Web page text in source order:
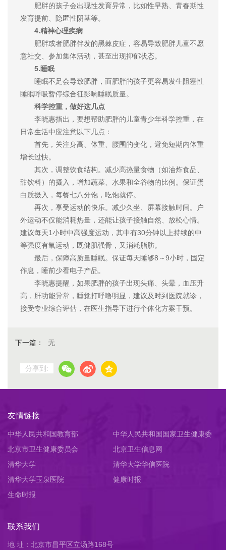
肥胖的孩子会出现性发育异常，比如性早熟、青春期性
发育提前、隐匿性阴茎等。
4.精神心理疾病
肥胖或者肥胖伴发的黑棘皮症，容易导致肥胖儿童不愿
意社交、参加集体活动，甚至出现抑郁状态。
5.睡眠
睡眠不足会导致肥胖，而肥胖的孩子更容易发生阻塞性
睡眠呼吸暂停综合征影响睡眠质量。
科学控重，做好这几点
李晓惠指出，要想帮助肥胖的儿童青少年科学控重，在
日常生活中应注意以下几点：
首先，关注身高、体重、腰围的变化，避免短期内体重
增长过快。
其次，调整饮食结构。减少高热量食物（如油炸食品、
甜饮料）的摄入，增加蔬菜、水果和全谷物的比例。保证蛋
白质摄入，每餐七八分饱，吃饱就停。
再次，享受运动的快乐。减少久坐、屏幕接触时间。户
外运动不仅能消耗热量，还能让孩子接触自然、放松心情。
建议每天1小时中高强度运动，其中有30分钟以上持续的中
等强度有氧运动，既健肌强骨，又消耗脂肪。
最后，保障高质量睡眠。保证每天睡够8～9小时，固定
作息，睡前少看电子产品。
李晓惠提醒，如果肥胖的孩子出现头痛、头晕，血压升
高，肝功能异常，睡觉打呼噜明显，建议及时到医院就诊，
接受专业综合评估，在医生指导下进行个体化方案干预。
下一篇： 无
分享到:
友情链接
中华人民共和国教育部
中华人民共和国国家卫生健康委
员会
北京市卫生健康委员会
北京卫生信息网
清华大学
清华大学华信医院
清华大学玉泉医院
健康时报
生命时报
联系我们
地 址：北京市昌平区立汤路168号